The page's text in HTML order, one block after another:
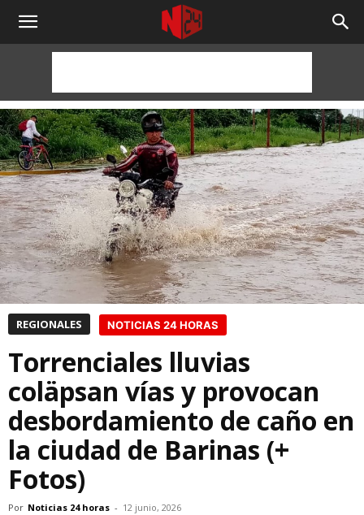
NOTICIAS
HORAS
REGIONALES NOTICIAS 24 HORAS
Torrenciales lluvias
coläpsan vías y provocan
desbordamiento de caño en
la ciudad de Barinas (+
Fotos)
Por Noticias 24 horas - 12 junio, 2026